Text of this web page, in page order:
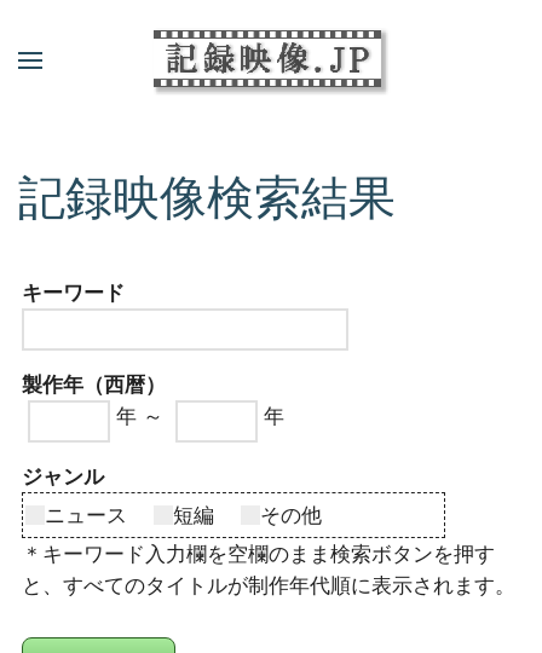
記録映像検索結果
キーワード
製作年（西暦）
年 ～
年
ジャンル
ニュース
短編
その他
＊キーワード入力欄を空欄のまま検索ボタンを押す
と、すべてのタイトルが制作年代順に表示されます。